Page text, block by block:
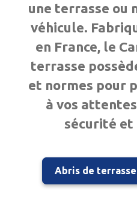
une terrasse ou
véhicule.
en France, le
terrasse
et normes pour
à vos
sécurité et
Abris de terrasse